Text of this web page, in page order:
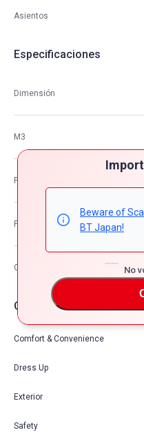
Beware of
BT Japan!
No
Asientos
Especificaciones
Dimensión
M3
Peso del vehículo
Peso bruto del vehículo
Capacidad de carga máxima
Opciones de coche
Comfort & Convenience
Dress Up
Exterior
Safety